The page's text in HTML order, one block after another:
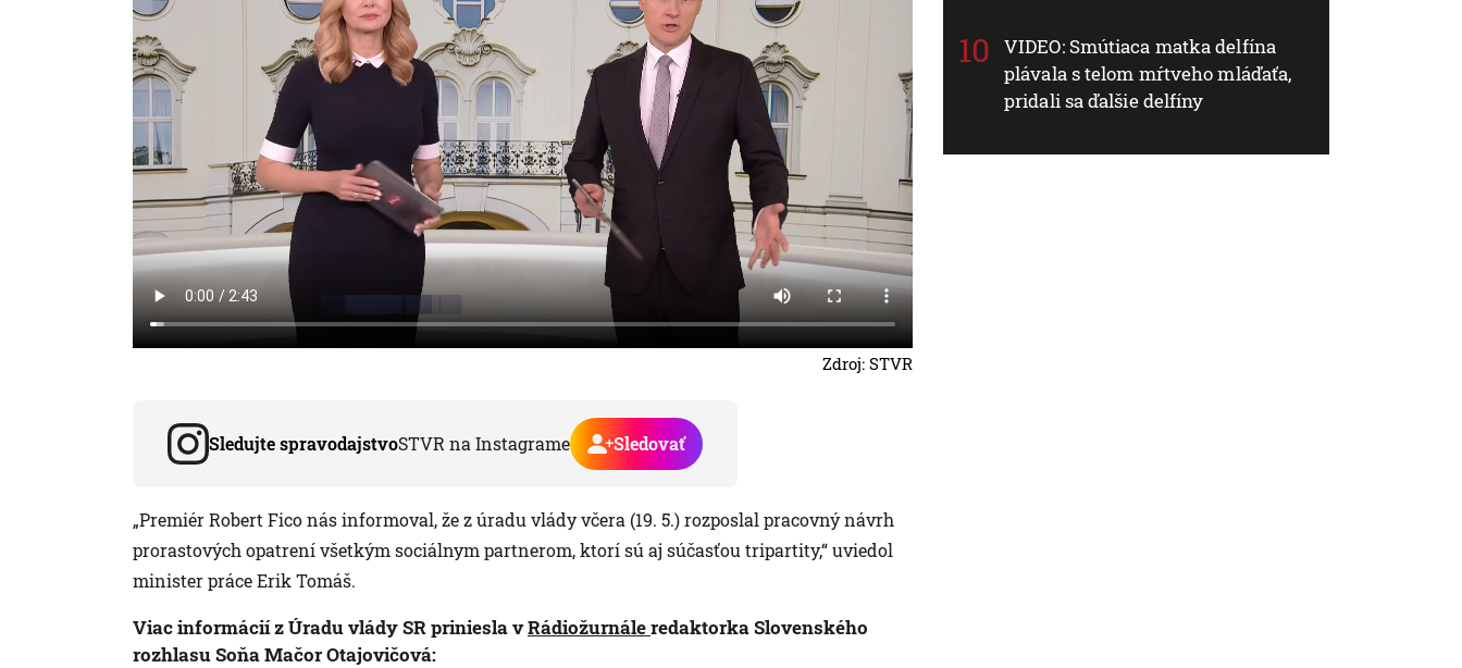
Zdroj: STVR
Sledujte spravodajstvoSTVR na Instagrame Sledovať
„Premiér Robert Fico nás informoval, že z úradu vlády včera (19. 5.) rozposlal pracovný návrh
prorastových opatrení všetkým sociálnym partnerom, ktorí sú aj súčasťou tripartity,“ uviedol
minister práce Erik Tomáš.
Viac informácií z Úradu vlády SR priniesla vRádiožurnáleredaktorka Slovenského
rozhlasu Soňa Mačor Otajovičová:
VIDEO: Smútiaca matka delfína
plávala s telom mŕtveho mláďaťa,
pridali sa ďalšie delfíny